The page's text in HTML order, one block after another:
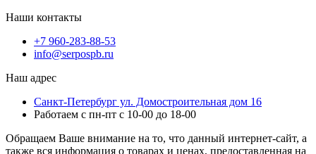
Наши контакты
+7 960-283-88-53
info@serpospb.ru
Наш адрес
Санкт-Петербург ул. Домостроительная дом 16
Работаем с пн-пт с 10-00 до 18-00
Обращаем Ваше внимание на то, что данный интернет-сайт, а
также вся информация о товарах и ценах, предоставленная на